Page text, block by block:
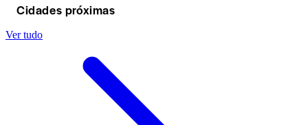
Cidades próximas
Ver tudo